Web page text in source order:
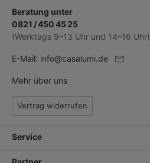
Beratung unter
0821 / 450 45 25
(Werktags 9–13 Uhr und 14–16 Uhr)
E-Mail: info@casalumi.de
Mehr über uns
Vertrag widerrufen
Service